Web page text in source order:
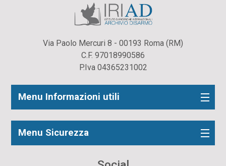
Via Paolo Mercuri 8 - 00193 Roma (RM)
C.F. 97018990586
P.Iva 04365231002
Menu Informazioni utili
Menu Sicurezza